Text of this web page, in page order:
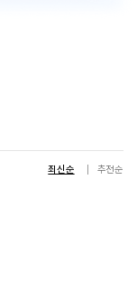
최신순 추천순